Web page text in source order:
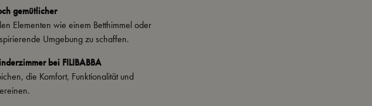
gemütlicher
Elementen wie einem Betthimmeloder
Umgebung zu schaffen.
bei FILIBABBA
die Komfort, Funktionalität und